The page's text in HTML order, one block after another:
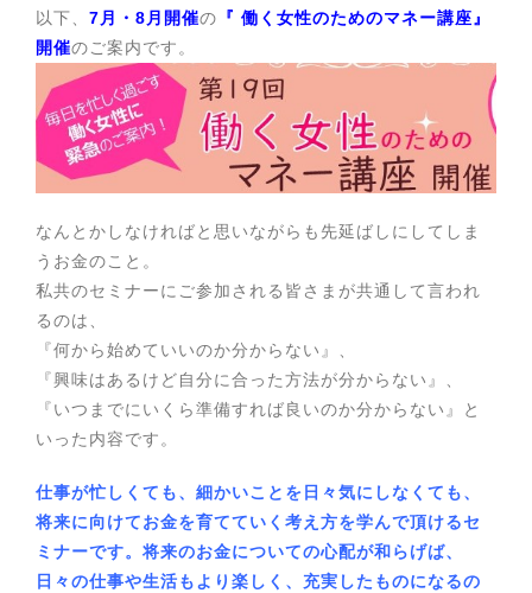
以下、 7 月・8月開催の 『 働く女性のためのマネー講座』
開催のご案内です。
なんとかしなければと思いながらも先延ばしにしてしま
うお金のこと。
私共のセミナーにご参加される皆さまが共通して言われ
るのは、
『何から始めていいのか分からない』、
『興味はあるけど自分に合った方法が分からない』、
『いつまでにいくら準備すれば良いのか分からない』と
いった内容です。
仕事が忙しくても、細かいことを日々気にしなくても、
将来に向けてお金を育てていく考え方を学んで頂けるセ
ミナーです。将来のお金についての心配が和らげば、
日々の仕事や生活もより楽しく、充実したものになるの